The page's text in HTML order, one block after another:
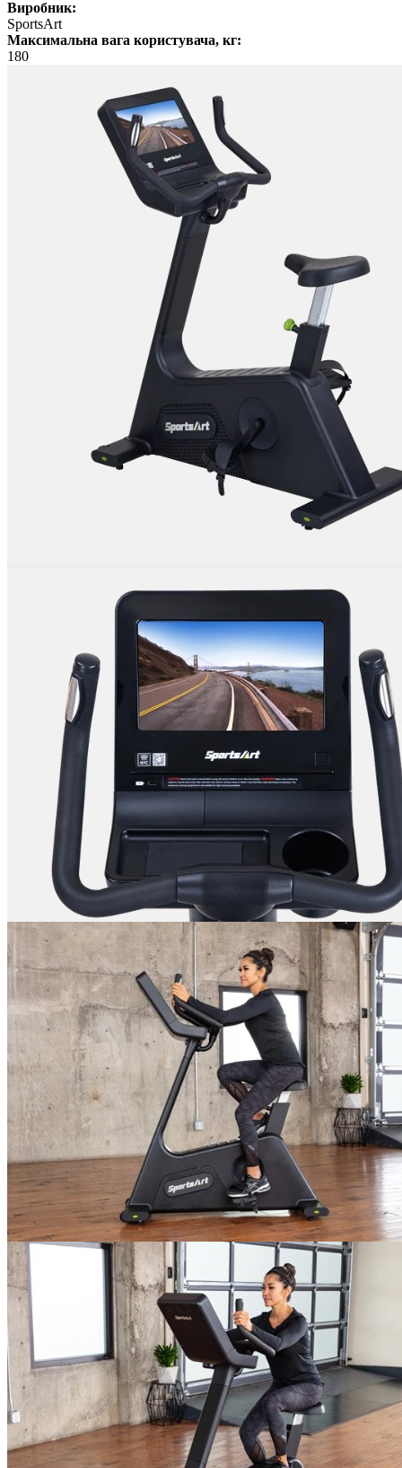
Виробник:
SportsArt
Максимальна вага користувача, кг:
180